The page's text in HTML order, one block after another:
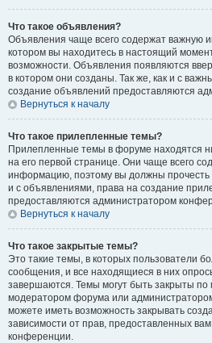
Что такое объявления?
Объявления чаще всего содержат
котором вы находитесь в настоящий
возможности. Объявления появляются
в котором они созданы. Так же, как и с
создание объявлений предоставляются
Вернуться к началу
Что такое прилепленные темы?
Прилепленные темы в форуме находятся
на его первой странице. Они чаще всего
информацию, поэтому вы должны прочесть
и с объявлениями, права на создание
предоставляются администратором
Вернуться к началу
Что такое закрытые темы?
Это такие темы, в которых пользователи
сообщения, и все находящиеся в них
завершаются. Темы могут быть закрыты по
модератором форума или
можете иметь возможность закрывать
зависимости от прав, предоставленных
конференции.